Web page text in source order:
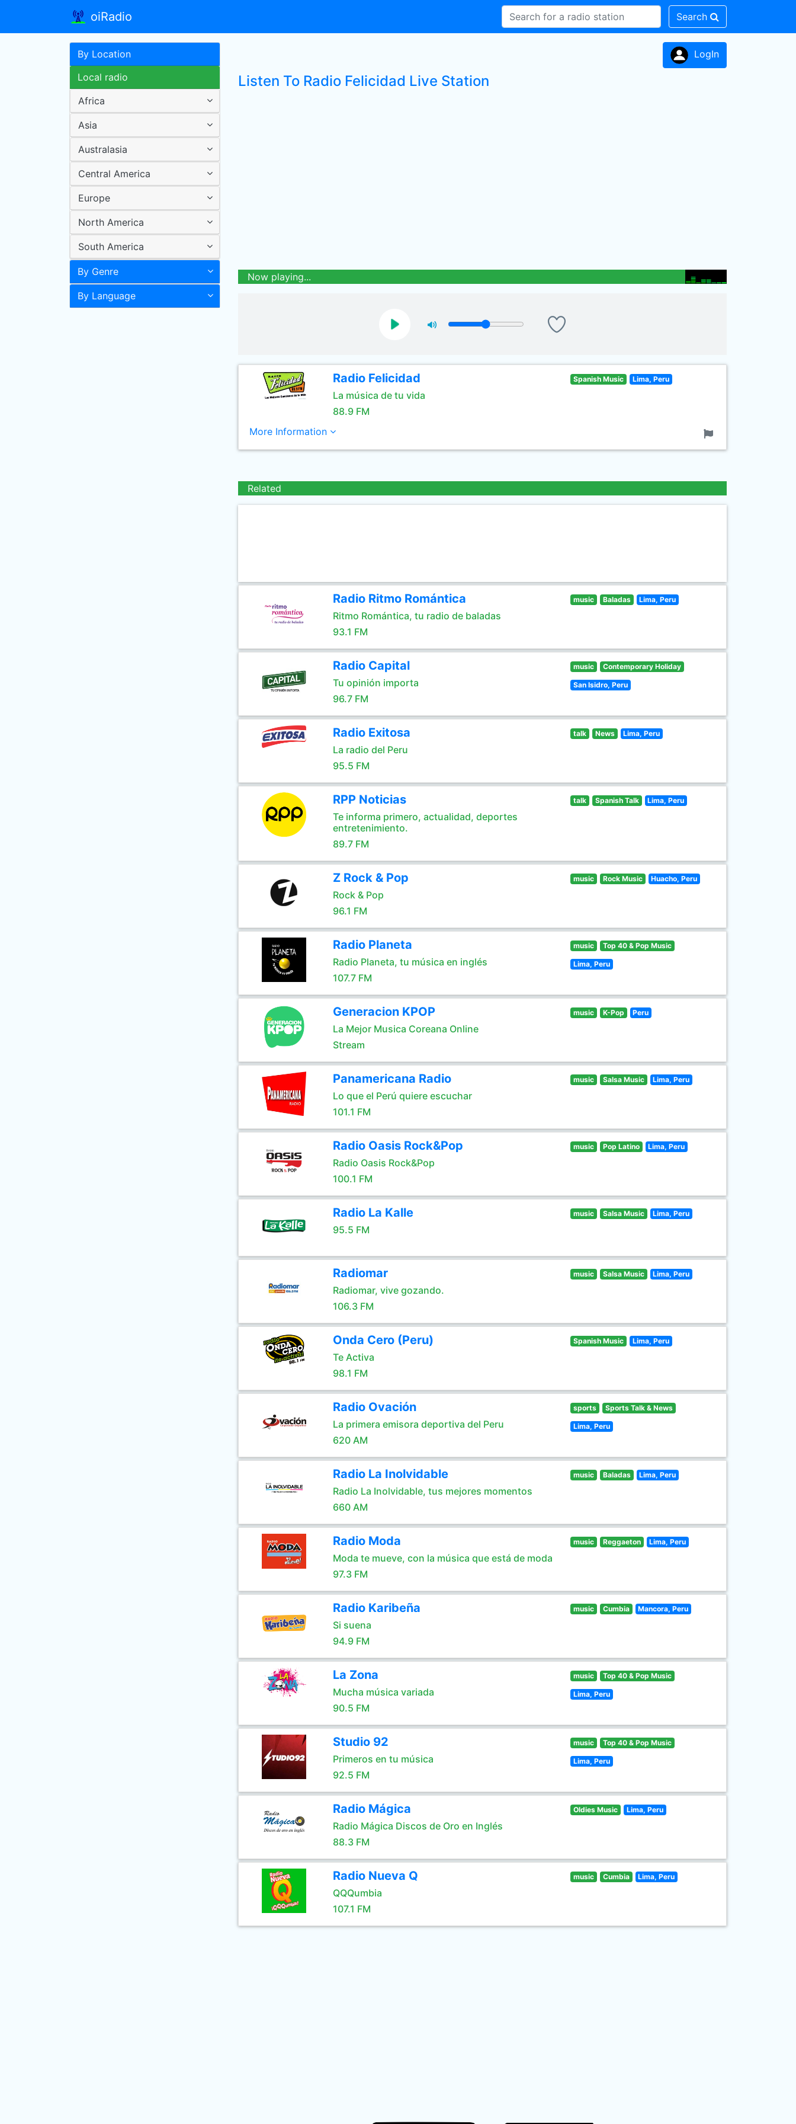
oiRadio Search
By Location
Local radio
Africa
Asia
Australasia
Central America
Europe
North America
South America
By Genre
By Language
LogIn
Listen To Radio Felicidad Live Station
Now playing...
Radio Felicidad
La música de tu vida
88.9 FM
Spanish Music Lima, Peru
More Information
Related
Radio Ritmo Romántica
Ritmo Romántica, tu radio de baladas
93.1 FM
music Baladas Lima, Peru
Radio Capital
Tu opinión importa
96.7 FM
music Contemporary Holiday
San Isidro, Peru
Radio Exitosa
La radio del Peru
95.5 FM
talk News Lima, Peru
RPP Noticias
Te informa primero, actualidad, deportes
entretenimiento.
89.7 FM
talk Spanish Talk Lima, Peru
Z Rock & Pop
Rock & Pop
96.1 FM
music Rock Music Huacho, Peru
Radio Planeta
Radio Planeta, tu música en inglés
107.7 FM
music Top 40 & Pop Music
Lima, Peru
Generacion KPOP
La Mejor Musica Coreana Online
Stream
music K-Pop Peru
Panamericana Radio
Lo que el Perú quiere escuchar
101.1 FM
music Salsa Music Lima, Peru
Radio Oasis Rock&Pop
Radio Oasis Rock&Pop
100.1 FM
music Pop Latino Lima, Peru
Radio La Kalle
95.5 FM
music Salsa Music Lima, Peru
Radiomar
Radiomar, vive gozando.
106.3 FM
music Salsa Music Lima, Peru
Onda Cero (Peru)
Te Activa
98.1 FM
Spanish Music Lima, Peru
Radio Ovación
La primera emisora deportiva del Peru
620 AM
sports Sports Talk & News
Lima, Peru
Radio La Inolvidable
Radio La Inolvidable, tus mejores momentos
660 AM
music Baladas Lima, Peru
Radio Moda
Moda te mueve, con la música que está de moda
97.3 FM
music Reggaeton Lima, Peru
Radio Karibeña
Si suena
94.9 FM
music Cumbia Mancora, Peru
La Zona
Mucha música variada
90.5 FM
music Top 40 & Pop Music
Lima, Peru
Studio 92
Primeros en tu música
92.5 FM
music Top 40 & Pop Music
Lima, Peru
Radio Mágica
Radio Mágica Discos de Oro en Inglés
88.3 FM
Oldies Music Lima, Peru
Radio Nueva Q
QQQumbia
107.1 FM
music Cumbia Lima, Peru